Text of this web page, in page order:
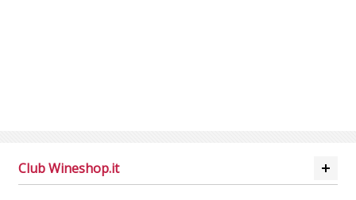
Club Wineshop.it